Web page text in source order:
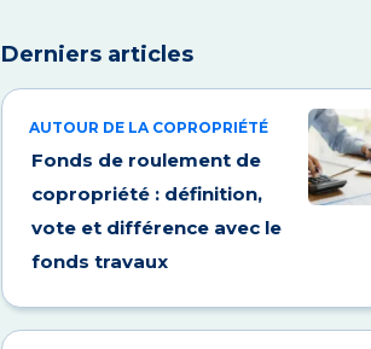
Derniers articles
AUTOUR DE LA COPROPRIÉTÉ
Fonds de roulement de
copropriété : définition,
vote et différence avec le
fonds travaux